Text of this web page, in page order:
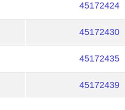
45172424
45172430
45172435
45172439